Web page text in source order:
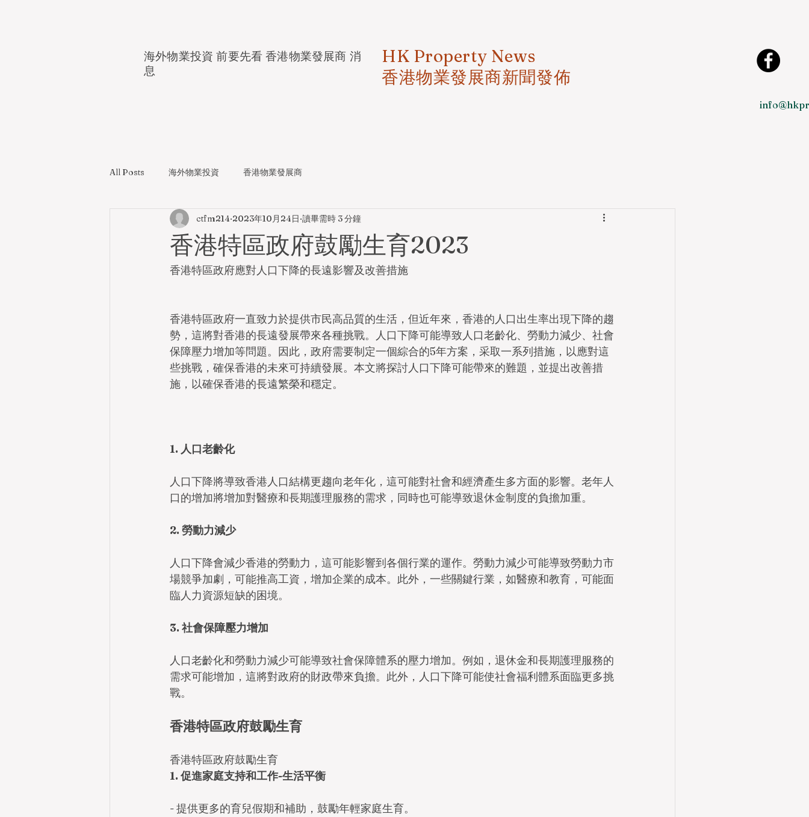
海外物業投資 前要先看 香港物業發展商 消
息
HK Property News
香港物業發展商新聞發佈
All Posts 海外物業投資 香港物業發展商
香港特區政府鼓勵生育2023
ctfm214 2023年10月24日 讀畢需時 3 分鐘
香港特區政府應對人口下降的長遠影響及改善措施
香港特區政府一直致力於提供市民高品質的生活，但近年來，香港的人口出生率出現下降的趨
勢，這將對香港的長遠發展帶來各種挑戰。人口下降可能導致人口老齡化、勞動力減少、社會
保障壓力增加等問題。因此，政府需要制定一個綜合的5年方案，采取一系列措施，以應對這
些挑戰，確保香港的未來可持續發展。本文將探討人口下降可能帶來的難題，並提出改善措
施，以確保香港的長遠繁榮和穩定。
1. 人口老齡化
人口下降將導致香港人口結構更趨向老年化，這可能對社會和經濟產生多方面的影響。老年人
口的增加將增加對醫療和長期護理服務的需求，同時也可能導致退休金制度的負擔加重。
2. 勞動力減少
人口下降會減少香港的勞動力，這可能影響到各個行業的運作。勞動力減少可能導致勞動力市
場競爭加劇，可能推高工資，增加企業的成本。此外，一些關鍵行業，如醫療和教育，可能面
臨人力資源短缺的困境。
3. 社會保障壓力增加
人口老齡化和勞動力減少可能導致社會保障體系的壓力增加。例如，退休金和長期護理服務的
需求可能增加，這將對政府的財政帶來負擔。此外，人口下降可能使社會福利體系面臨更多挑
戰。
香港特區政府鼓勵生育
香港特區政府鼓勵生育
1. 促進家庭支持和工作-生活平衡
- 提供更多的育兒假期和補助，鼓勵年輕家庭生育。